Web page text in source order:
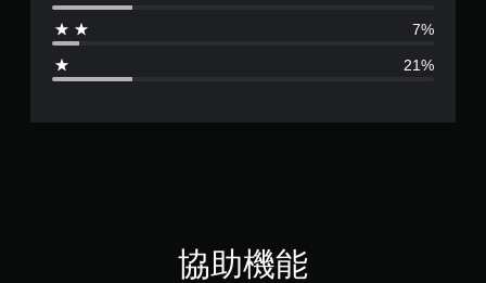
3
3
7%
21%
協助機能